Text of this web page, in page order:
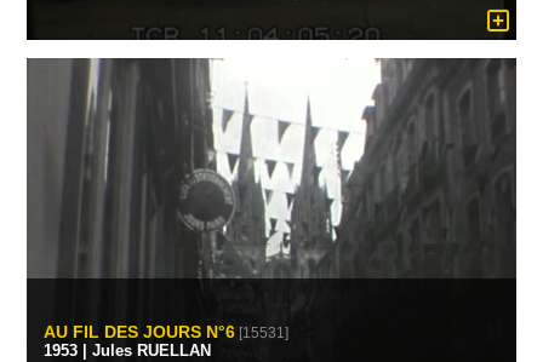
AU FIL DES JOURS N°6[15531]
1953 | Jules RUELLAN